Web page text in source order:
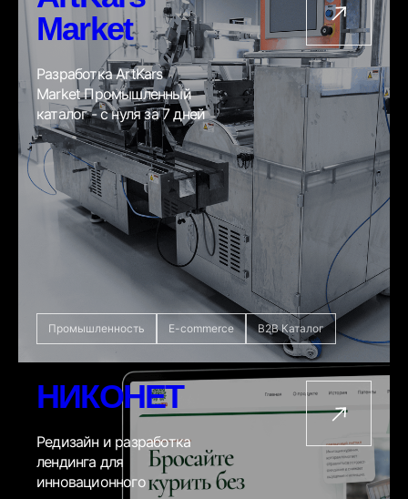
Market
Разработка ArtKars
Market Промышленный
каталог - с нуля за 7 дней
Промышленность E-commerce B2B Каталог
НИКОНЕТ
Редизайн и разработка
лендинга для
инновационного